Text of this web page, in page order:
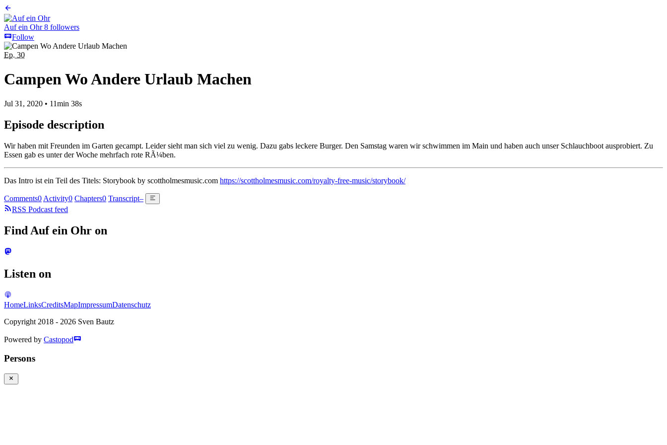
Auf ein Ohr 8 followers
Follow
Ep. 30
Campen Wo Andere Urlaub Machen
Jul 31, 2020 • 11min 38s
Episode description
Wir haben mit Freunden im Garten gecampt. Leider sieht man sich viel zu wenig. Dazu gabs leckere Burger. Den Samstag waren wir schwimmen im Main und haben auch unser Schlauchboot ausprobiert. Zu
Essen gab es unter der Woche mehrfach rote RÃ¼ben.
Das Intro ist ein Teil des Titels: Storybook by scottholmesmusic.com https://scottholmesmusic.com/royalty-free-music/storybook/
Comments0 Activity0 Chapters0 Transcript–
RSS Podcast feed
Find Auf ein Ohr on
Listen on
HomeLinksCreditsMapImpressumDatenschutz
Copyright 2018 - 2026 Sven Bautz
Powered by Castopod
Persons